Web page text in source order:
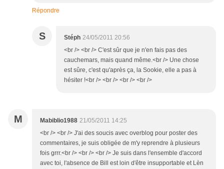
Répondre
S Stéph 24/05/2011 20:56
<br /> <br /> C'est sûr que je n'en fais pas des
cauchemars, mais quand même.<br /> Une chose
est sûre, c'est qu'après ça, la Sookie, elle a pas à
hésiter !<br /> <br /> <br /> <br />
M Mabiblio1988 21/05/2011 14:25
<br /> <br /> J'ai des soucis avec overblog pour poster des
commentaires, je suis obligée de m'y reprendre à plusieurs
fois grrr.<br /> <br /> <br /> Je suis dans l'ensemble d'accord
avec toi, l'absence de Bill est loin d'être insupportable et Lèn